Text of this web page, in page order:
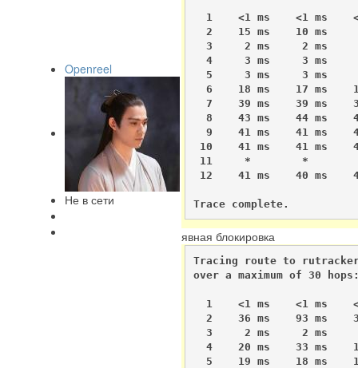
Openreel
Не в сети
1    <1 ms    <1 ms
2    15 ms    10 ms
3     2 ms     2 ms
4     3 ms     3 ms
5     3 ms     3 ms
6    18 ms    17 ms
7    39 ms    39 ms
8    43 ms    44 ms
9    41 ms    41 ms
10    41 ms    41 ms
11     *        *        *
12    41 ms    40 ms
Trace complete.
явная блокировка
Tracing route to
over a maximum of 30
1    <1 ms    <1 ms
2    36 ms    93 ms
3     2 ms     2 ms
4    20 ms    33 ms
5    19 ms    18 ms